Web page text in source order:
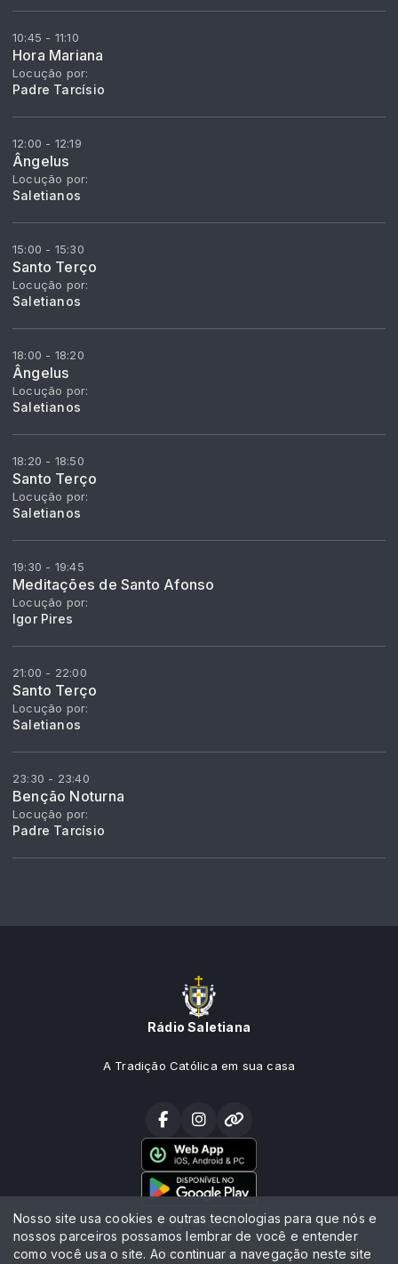
10:45 - 11:10
Hora Mariana
Locução por:
Padre Tarcísio
12:00 - 12:19
Ângelus
Locução por:
Saletianos
15:00 - 15:30
Santo Terço
Locução por:
Saletianos
18:00 - 18:20
Ângelus
Locução por:
Saletianos
18:20 - 18:50
Santo Terço
Locução por:
Saletianos
19:30 - 19:45
Meditações de Santo Afonso
Locução por:
Igor Pires
21:00 - 22:00
Santo Terço
Locução por:
Saletianos
23:30 - 23:40
Benção Noturna
Locução por:
Padre Tarcísio
Rádio Saletiana
A Tradição Católica em sua casa
Página Inicial
Programação
Nosso site usa cookies e outras tecnologias para que nós e
nossos parceiros possamos lembrar de você e entender
como você usa o site. Ao continuar a navegação neste site